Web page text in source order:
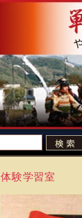
体験学習室